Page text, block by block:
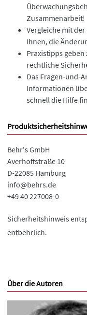
Zusammenarbeit!
Vergleiche mit der
Ihnen, die
Praxistipps
rechtliche
Das Fragen-und-
Informationen
schnell die Hilfe
Behr's GmbH
Averhoffstraße 10
D-22085 Hamburg
info@behrs.de
+49 40 227008-0
Sicherheitshinweis
entbehrlich.
Über die Autoren